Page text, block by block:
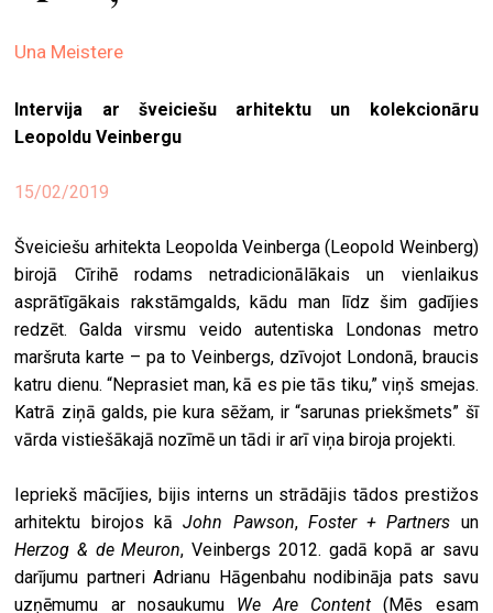
par
meklēt
Una Meistere
Intervija ar šveiciešu arhitektu un kolekcionāru
Leopoldu Veinbergu
15/02/2019
Šveiciešu arhitekta Leopolda Veinberga (Leopold Weinberg)
birojā Cīrihē rodams netradicionālākais un vienlaikus
asprātīgākais rakstāmgalds, kādu man līdz šim gadījies
redzēt. Galda virsmu veido autentiska Londonas metro
maršruta karte – pa to Veinbergs, dzīvojot Londonā, braucis
katru dienu. “Neprasiet man, kā es pie tās tiku,” viņš smejas.
Katrā ziņā galds, pie kura sēžam, ir “sarunas priekšmets” šī
vārda vistiešākajā nozīmē un tādi ir arī viņa biroja projekti.
Iepriekš mācījies, bijis interns un strādājis tādos prestižos
arhitektu birojos kāJohn Pawson, Foster + Partners un
Herzog & de Meuron, Veinbergs 2012. gadā kopā ar savu
darījumu partneri Adrianu Hāgenbahu nodibināja pats savu
uzņēmumu ar nosaukumu We Are Content (Mēs esam